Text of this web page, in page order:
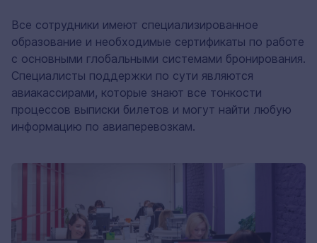
Все сотрудники имеют специализированное
образование и необходимые сертификаты по работе
с основными глобальными системами бронирования.
Специалисты поддержки по сути являются
авиакассирами, которые знают все тонкости
процессов выписки билетов и могут найти любую
информацию по авиаперевозкам.